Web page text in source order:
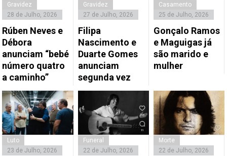
Gravidez
28 de Julho, 2026
Rúben Neves e
Débora
anunciam “bebé
número quatro
a caminho”
Gravidez
27 de Julho, 2026
Filipa
Nascimento e
Duarte Gomes
anunciam
segunda vez
Casamento
25 de Julho, 2026
Gonçalo Ramos
e Maguigas já
são marido e
mulher
Luto
23 de Julho, 2026
Funeral
22 de Julho, 2026
Morte
22 de Julho, 2026